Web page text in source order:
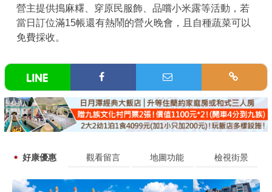
營主提供搗麻糬、穿原民服飾、品嚐小米露等活動，若
當日訂位滿15帳還有熱鬧的營火晚會，且自種蔬菜可以
免費採收。
好康優惠 觀看留言 地圖功能 檢視街景